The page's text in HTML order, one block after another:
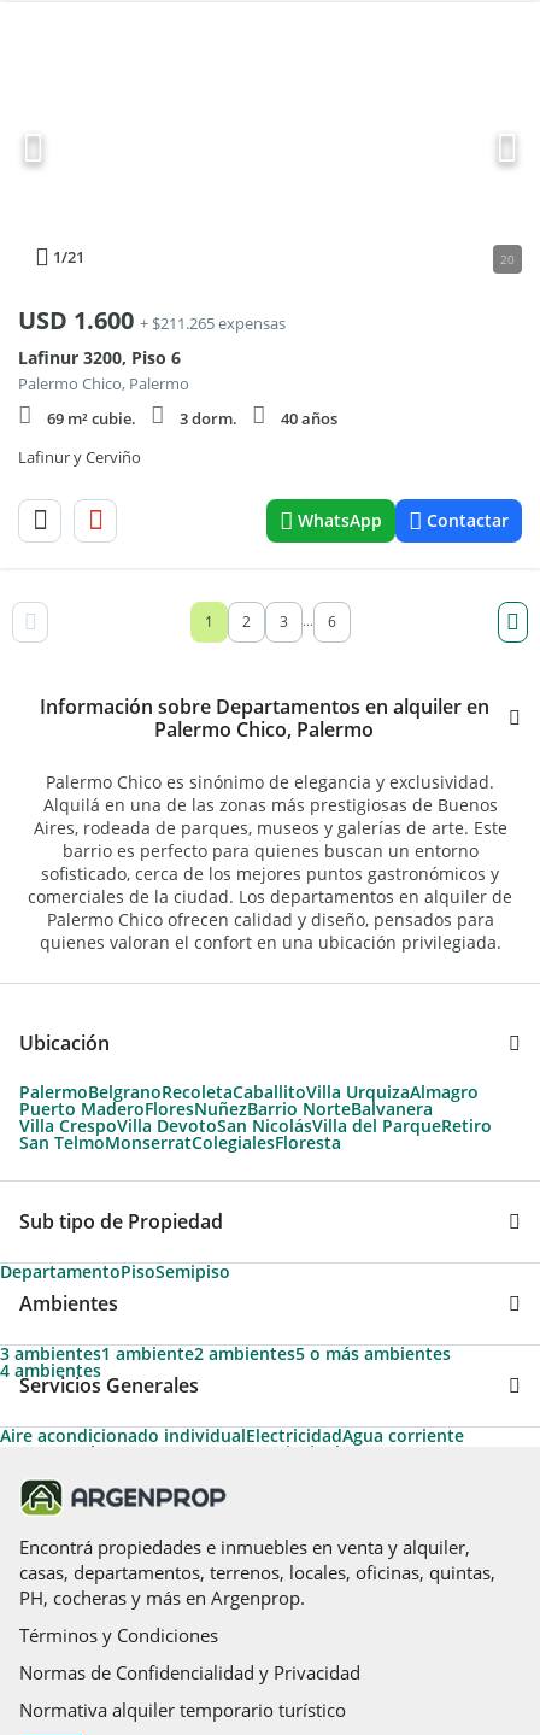
1/21 20
USD 1.600 + $211.265 expensas
Lafinur 3200, Piso 6
Palermo Chico, Palermo
69 m² cubie.
3 dorm.
40 años
Lafinur y Cerviño
WhatsApp Contactar
1 2 3 ... 6
Información sobre Departamentos en alquiler en
Palermo Chico, Palermo
Palermo Chico es sinónimo de elegancia y exclusividad.
Alquilá en una de las zonas más prestigiosas de Buenos
Aires, rodeada de parques, museos y galerías de arte. Este
barrio es perfecto para quienes buscan un entorno
sofisticado, cerca de los mejores puntos gastronómicos y
comerciales de la ciudad. Los departamentos en alquiler de
Palermo Chico ofrecen calidad y diseño, pensados para
quienes valoran el confort en una ubicación privilegiada.
Ubicación
PalermoBelgranoRecoletaCaballitoVilla UrquizaAlmagro
Puerto MaderoFloresNuñezBarrio NorteBalvanera
Villa CrespoVilla DevotoSan NicolásVilla del ParqueRetiro
San TelmoMonserratColegialesFloresta
Sub tipo de Propiedad
DepartamentoPisoSemipiso
Ambientes
3 ambientes1 ambiente2 ambientes5 o más ambientes
4 ambientes
Servicios Generales
Aire acondicionado individualElectricidadAgua corriente
Gas natural Ascensores principales
Acepta Garantías de Alquiler de Argenprop
CalefacciónPermite Mascotas
Acceso para personas con movilidad reducida
Calefacción tiro balanceado Agua caliente central Pileta
TeléfonoTermotanque
Encontrá propiedades e inmuebles en venta y alquiler,
casas, departamentos, terrenos, locales, oficinas, quintas,
PH, cocheras y más en Argenprop.
Términos y Condiciones
Normas de Confidencialidad y Privacidad
Normativa alquiler temporario turístico